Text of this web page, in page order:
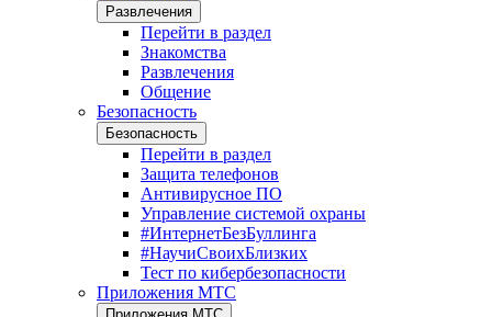
Развлечения
Перейти в раздел
Знакомства
Развлечения
Общение
Безопасность
Безопасность
Перейти в раздел
Защита телефонов
Антивирусное ПО
Управление системой охраны
#ИнтернетБезБуллинга
#НаучиСвоихБлизких
Тест по кибербезопасности
Приложения МТС